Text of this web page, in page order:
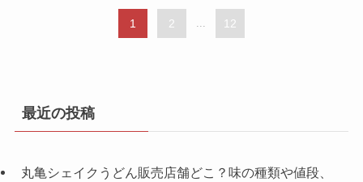
1 2 12
最近の投稿
丸亀シェイクうどん販売店舗どこ？味の種類や値段、